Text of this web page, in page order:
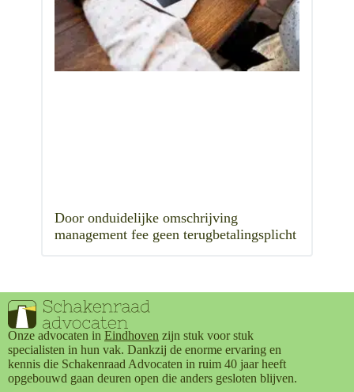
Door onduidelijke omschrijving
management fee geen terugbetalingsplicht
Onze advocaten in Eindhoven zijn stuk voor stuk
specialisten in hun vak. Dankzij de enorme ervaring en
kennis die Schakenraad Advocaten in ruim 40 jaar heeft
opgebouwd gaan deuren open die anders gesloten blijven.